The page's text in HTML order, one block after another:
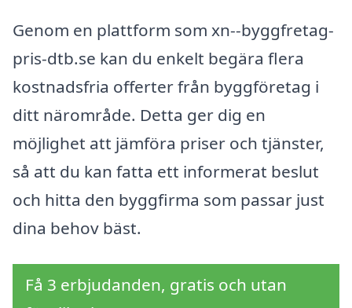
Genom en plattform som xn--byggfretag-
pris-dtb.se kan du enkelt begära flera
kostnadsfria offerter från byggföretag i
ditt närområde. Detta ger dig en
möjlighet att jämföra priser och tjänster,
så att du kan fatta ett informerat beslut
och hitta den byggfirma som passar just
dina behov bäst.
Få 3 erbjudanden, gratis och utan